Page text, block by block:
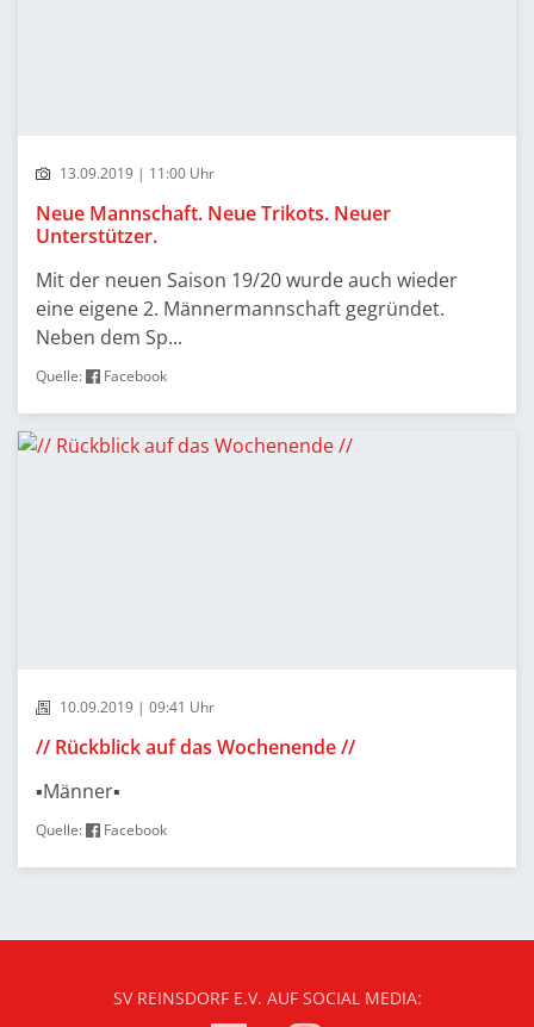
13.09.2019 | 11:00 Uhr
Neue Mannschaft. Neue Trikots. Neuer
Unterstützer.
Mit der neuen Saison 19/20 wurde auch wieder
eine eigene 2. Männermannschaft gegründet.
Neben dem Sp...
Quelle: Facebook
10.09.2019 | 09:41 Uhr
// Rückblick auf das Wochenende //
▪️Männer▪️
Quelle: Facebook
SV REINSDORF E.V. AUF SOCIAL MEDIA: